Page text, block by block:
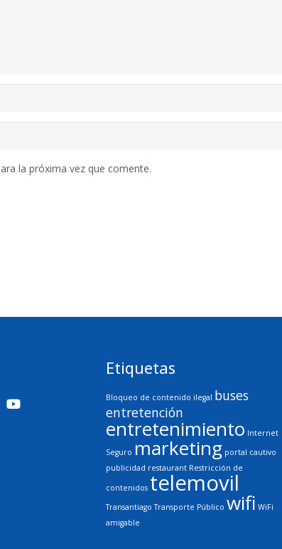
la próxima vez que comente.
Etiquetas
Bloqueo de contenido ilegal buses
entretención
entretenimiento Internet
Seguro marketing portal cautivo
publicidad restaurant Restricción de
contenidos telemovil
Transantiago Transporte Público wifi WiFi
amigable